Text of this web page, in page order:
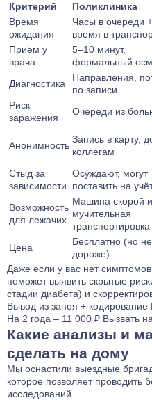
Критерий
Поликлиника
Время
ожидания
Часы в очереди +
время в
Приём у
врача
5–10 минут,
формальный
Диагностика
Направления,
по записи
Риск
заражения
Очереди из
Анонимность
Запись в карту,
коллегам
Стыд за
зависимости
Осуждают, могут
поставить на
Возможность
для лежачих
Машина скорой
мучительная
транспортировка
Цена
Бесплатно (но
дороже)
Даже если у вас нет
поможет выявить скрытые
стадии диабета) и
Вывод из запоя + кодирование
На 2 года – 11 000 ₽ Вызвать
Какие анализы и
сделать на дому
Мы оснастили выездные
которое позволяет проводить
исследований.